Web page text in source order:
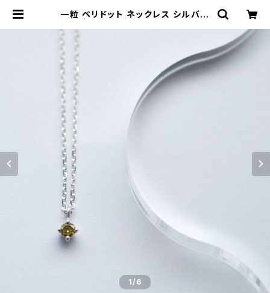
一粒 ペリドット ネックレス シルバー
ewelry) レディース メンズ アクセサ
リー ネックレス ピアス 指輪 ギフト
1/6